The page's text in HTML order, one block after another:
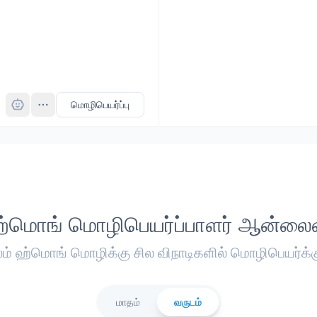
மொழிபெயர்ப்பு
மொழிபெயர்ப்பாளர்
ஹ்மொங் மொழிக்கு சில விநாடிகளில்
மாதம் வருடம்